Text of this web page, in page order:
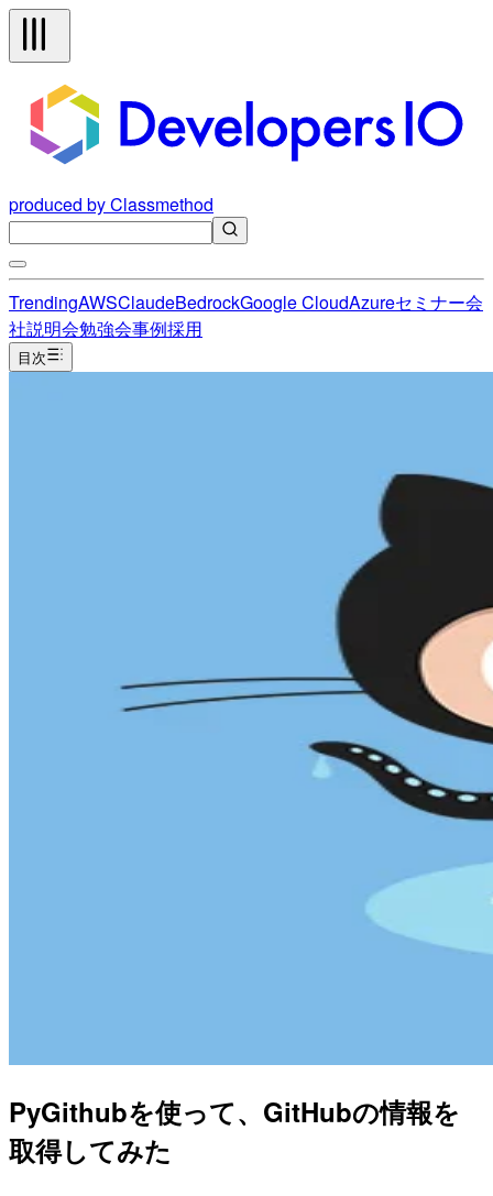
produced by Classmethod
TrendingAWSClaudeBedrockGoogle CloudAzureセミナー会
社説明会勉強会事例採用
目次
PyGithubを使って、GitHubの情報を
取得してみた